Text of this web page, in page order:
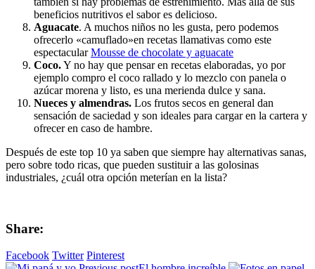
beneficios nutritivos el sabor es delicioso.
Aguacate. A muchos niños no les gusta, pero podemos
ofrecerlo «camuflado»en recetas llamativas como este
espectacularMousse de chocolate y aguacate
Coco.Y no hay que pensar en recetas elaboradas, yo por
ejemplo compro el coco rallado y lo mezclo con panela o
azúcar morena y listo, es una merienda dulce y sana.
Nueces y almendras. Los frutos secos en general dan
sensación de saciedad y son ideales para cargar en la cartera y
ofrecer en caso de hambre.
Después de este top 10 ya saben que siempre hay alternativas sanas,
pero sobre todo ricas, que pueden sustituir a las golosinas
industriales, ¿cuál otra opción meterían en la lista?
Share:
Facebook Twitter Pinterest